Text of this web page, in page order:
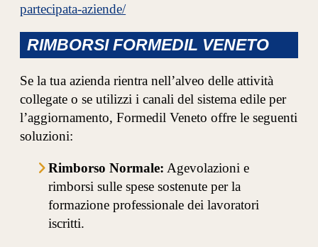
partecipata-aziende/
RIMBORSI FORMEDIL VENETO
Se la tua azienda rientra nell’alveo delle attività
collegate o se utilizzi i canali del sistema edile per
l’aggiornamento, Formedil Veneto offre le seguenti
soluzioni:
Rimborso Normale: Agevolazioni e
rimborsi sulle spese sostenute per la
formazione professionale dei lavoratori
iscritti.